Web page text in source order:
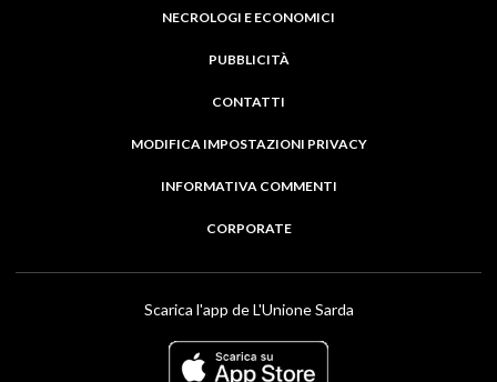
NECROLOGI E ECONOMICI
PUBBLICITÀ
CONTATTI
MODIFICA IMPOSTAZIONI PRIVACY
INFORMATIVA COMMENTI
CORPORATE
Scarica l'app de L'Unione Sarda